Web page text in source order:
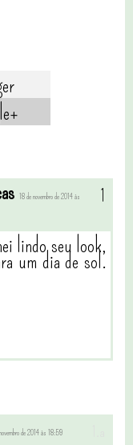
18 de novembro de 2014 às
lindo seu look,
um dia de sol.
novembro de 2014 às 18:59